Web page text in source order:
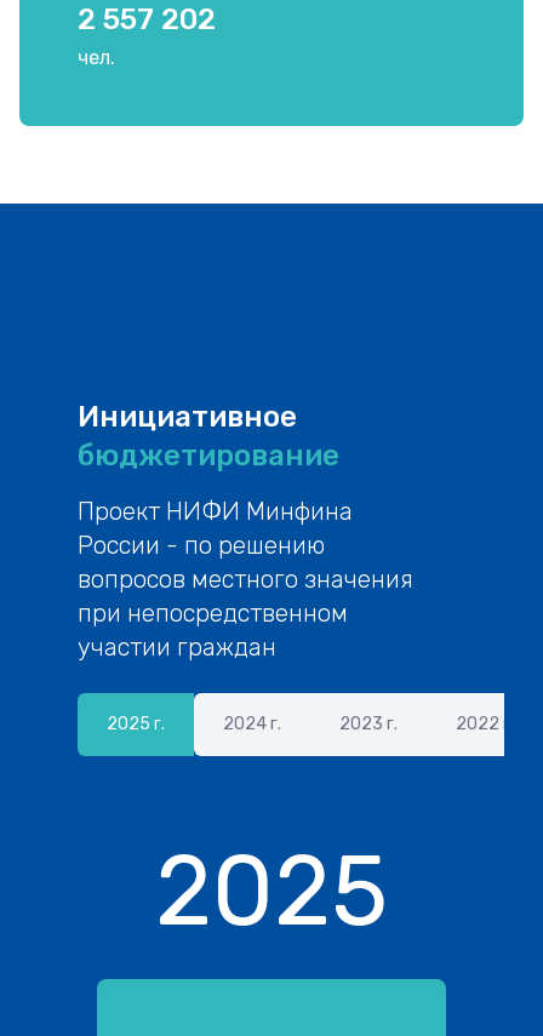
2 557 202
чел.
Инициативное
бюджетирование
Проект НИФИ Минфина
России - по решению
вопросов местного значения
при непосредственном
участии граждан
2025 г. 2024 г. 2023 г. 2022 г.